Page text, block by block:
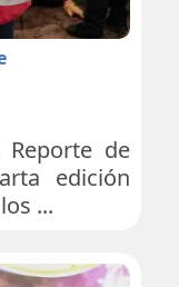
de
edición
...